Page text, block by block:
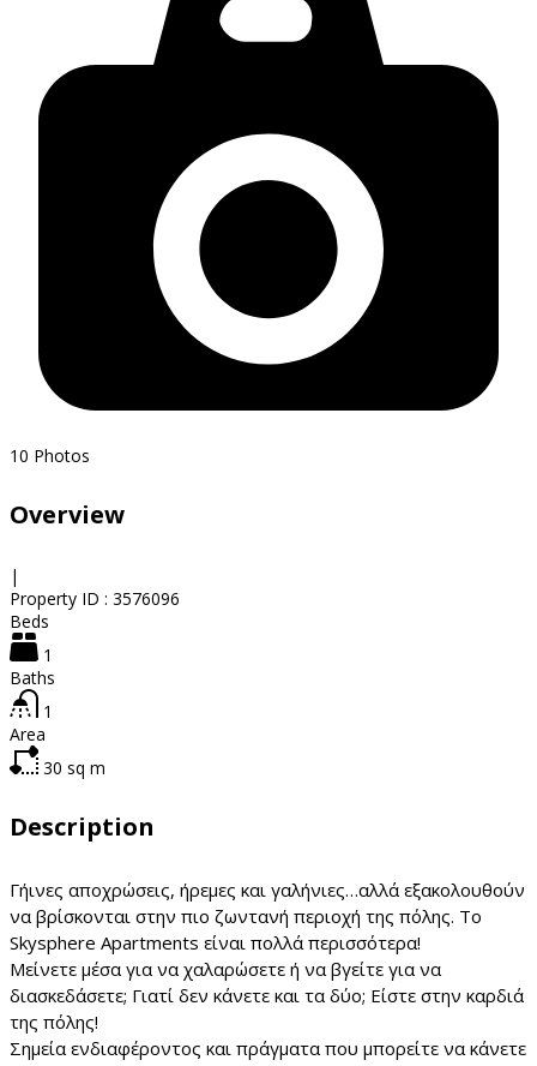
10 Photos
Overview
|
Property ID : 3576096
Beds
1
Baths
1
Area
30 sq m
Description
Γήινες αποχρώσεις, ήρεμες και γαλήνιες…αλλά εξακολουθούν
να βρίσκονται στην πιο ζωντανή περιοχή της πόλης. Το
Skysphere Apartments είναι πολλά περισσότερα!
Μείνετε μέσα για να χαλαρώσετε ή να βγείτε για να
διασκεδάσετε; Γιατί δεν κάνετε και τα δύο; Είστε στην καρδιά
της πόλης!
Σημεία ενδιαφέροντος και πράγματα που μπορείτε να κάνετε